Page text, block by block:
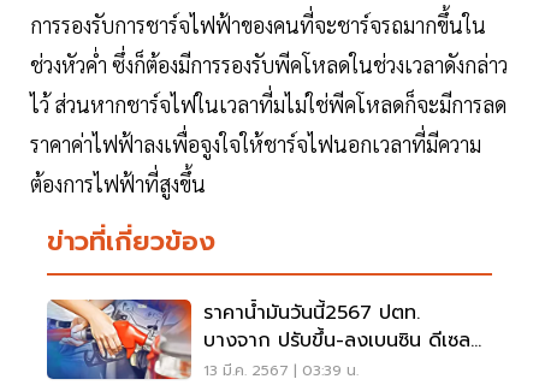
การรองรับการชาร์จไฟฟ้าของคนที่จะชาร์จรถมากขึ้นใน
ช่วงหัวค่ำ ซึ่งก็ต้องมีการรองรับพีคโหลดในช่วงเวลาดังกล่าว
ไว้ ส่วนหากชาร์จไฟในเวลาที่มไม่ใช่พีคโหลดก็จะมีการลด
ราคาค่าไฟฟ้าลงเพื่อจูงใจให้ชาร์จไฟนอกเวลาที่มีความ
ต้องการไฟฟ้าที่สูงขึ้น
ข่าวที่เกี่ยวข้อง
ราคาน้ำมันวันนี้2567 ปตท.
บางจาก ปรับขึ้น-ลงเบนซิน ดีเซลกี่
รอบ อัปเดทล่าสุด
13 มี.ค. 2567 | 03:39 น.